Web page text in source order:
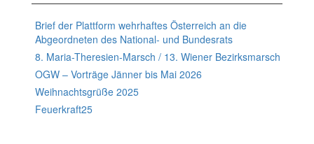
Brief der Plattform wehrhaftes Österreich an die
Abgeordneten des National- und Bundesrats
8. Maria-Theresien-Marsch / 13. Wiener Bezirksmarsch
OGW – Vorträge Jänner bis Mai 2026
Weihnachtsgrüße 2025
Feuerkraft25